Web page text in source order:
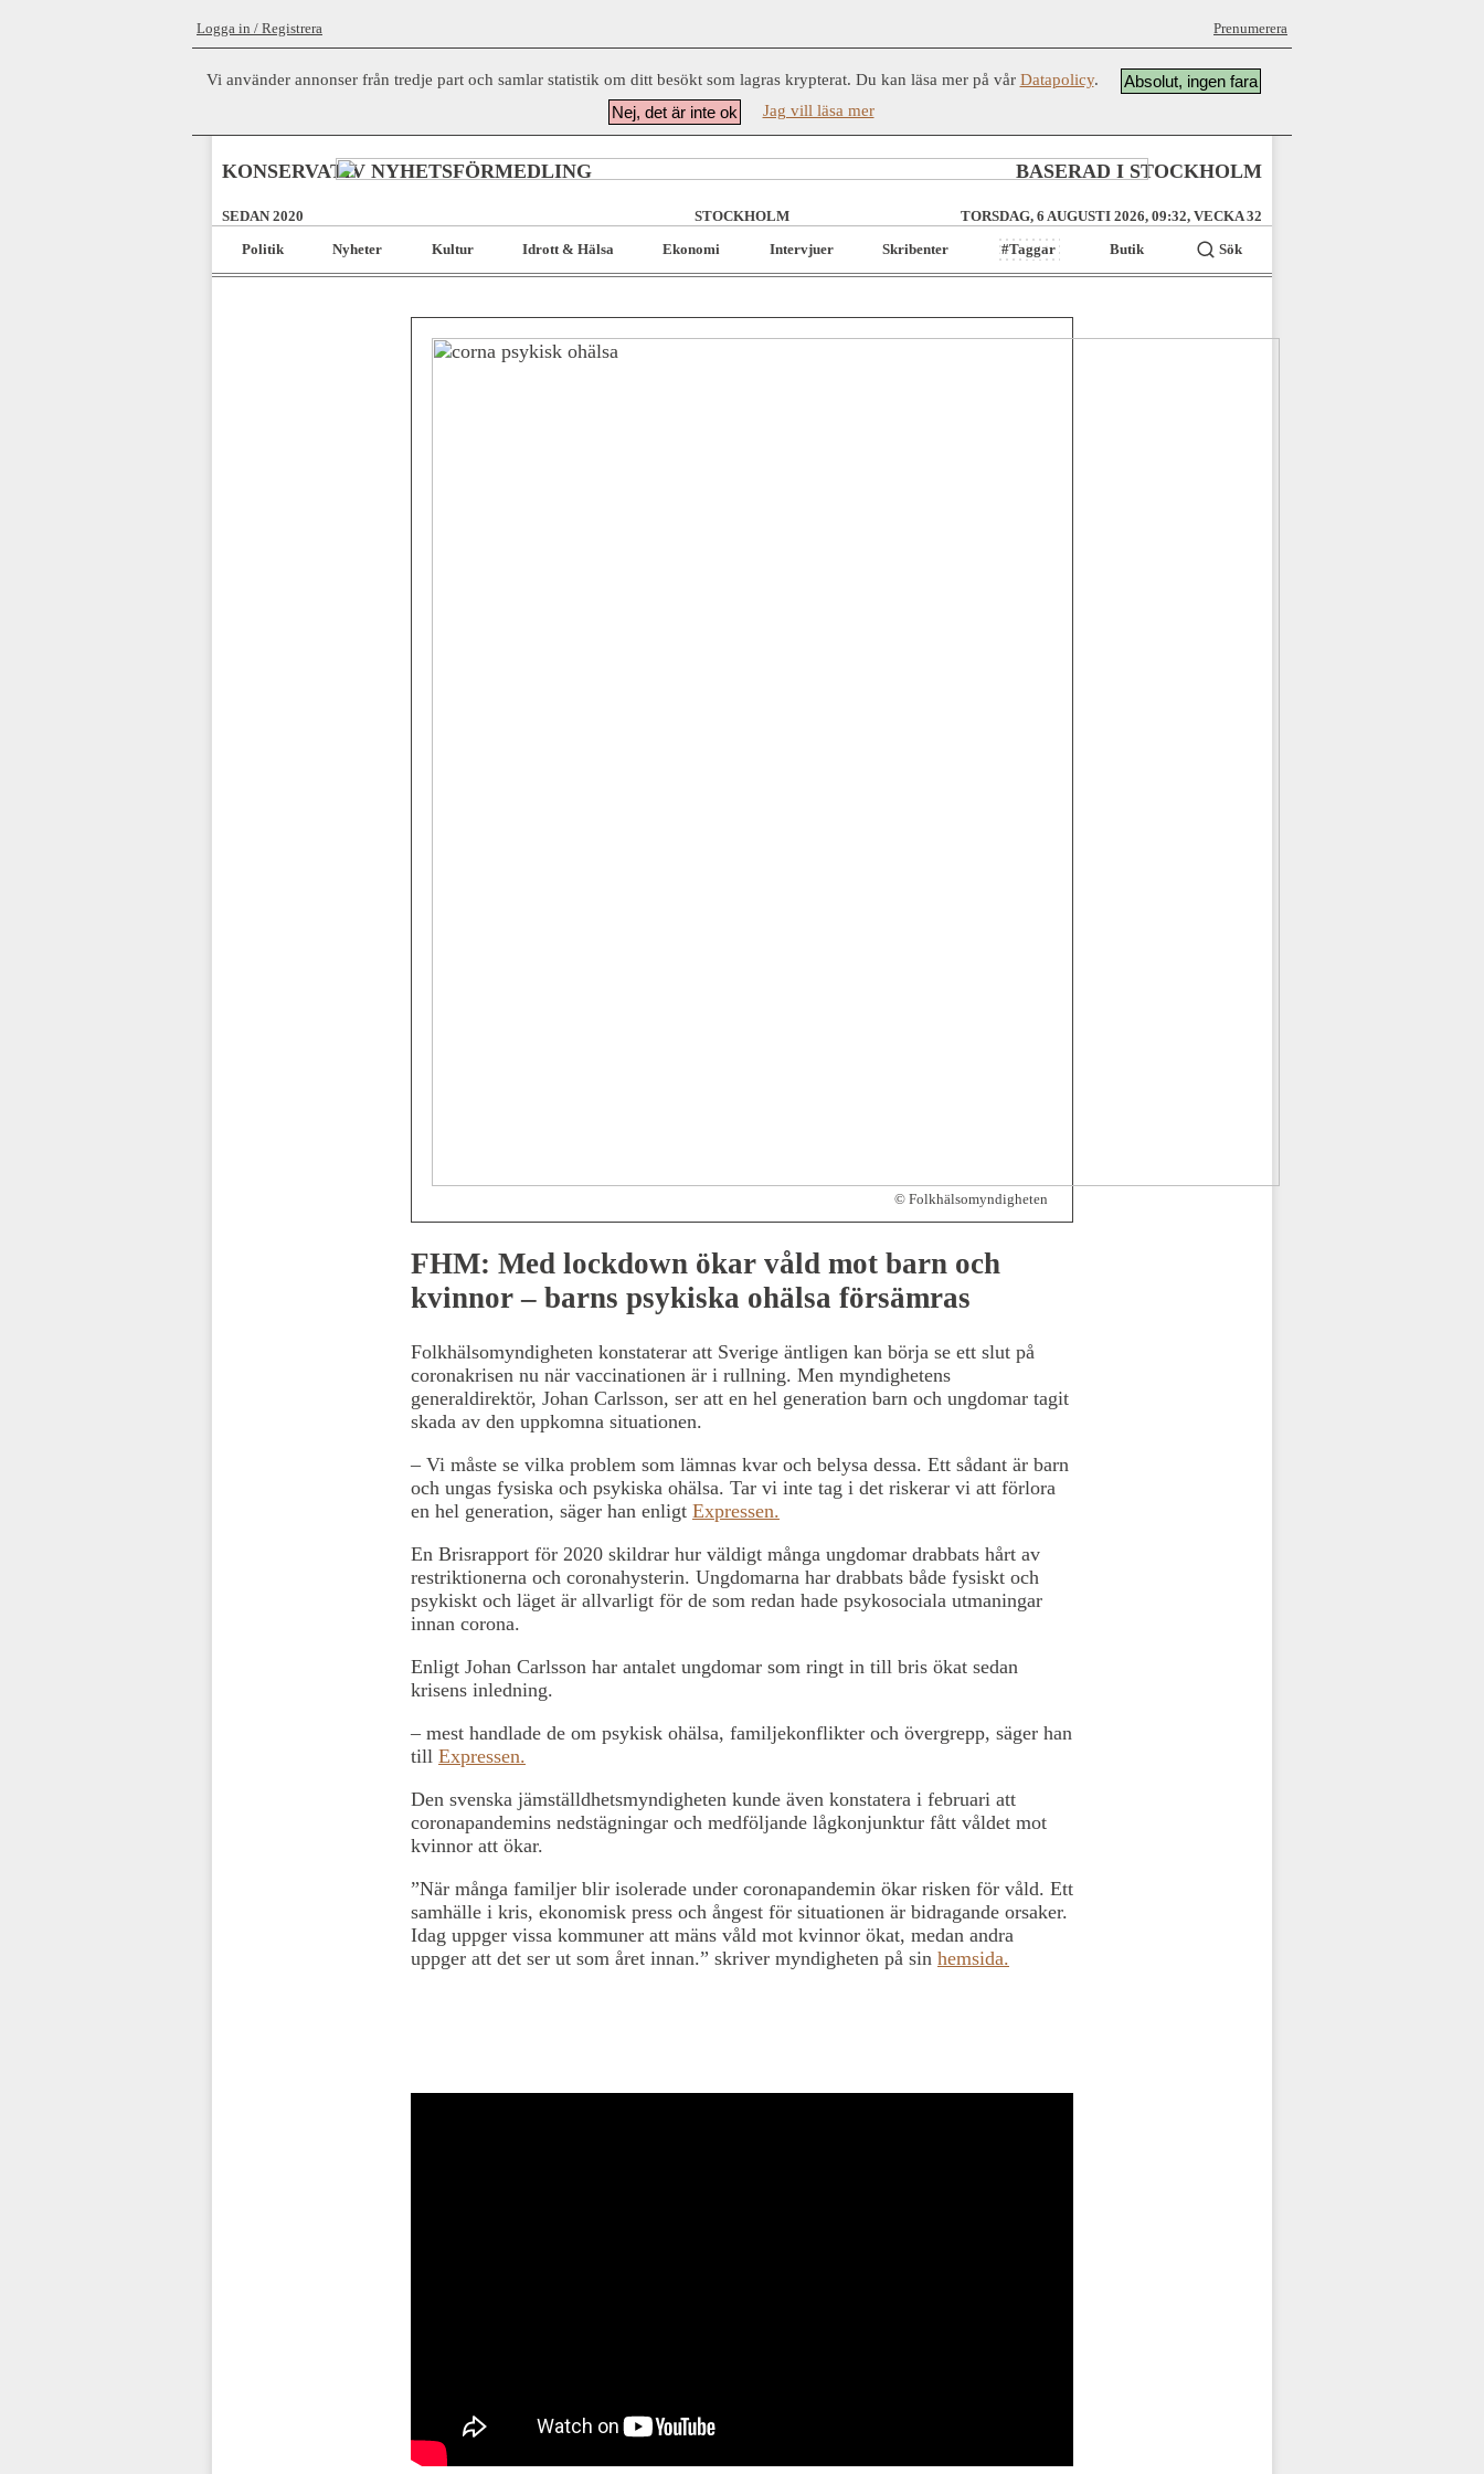
Logga in / Registrera Prenumerera
Vi använder annonser från tredje part och samlar statistik om ditt besökt som lagras krypterat. Du kan läsa mer på vår Datapolicy.
Absolut, ingen fara
Nej, det är inte ok
Jag vill läsa mer
KONSERVATIV NYHETSFÖRMEDLING BASERAD I STOCKHOLM
SEDAN 2020 STOCKHOLM
TORSDAG, 6 AUGUSTI 2026, 09:32, VECKA 32
Politik
Nyheter Kultur Idrott & Hälsa Ekonomi Intervjuer Skribenter #Taggar Butik Sök
© Folkhälsomyndigheten
FHM: Med lockdown ökar våld mot barn och
kvinnor – barns psykiska ohälsa försämras
Folkhälsomyndigheten konstaterar att Sverige äntligen kan börja se ett slut på
coronakrisen nu när vaccinationen är i rullning. Men myndighetens
generaldirektör, Johan Carlsson, ser att en hel generation barn och ungdomar tagit
skada av den uppkomna situationen.
– Vi måste se vilka problem som lämnas kvar och belysa dessa. Ett sådant är barn
och ungas fysiska och psykiska ohälsa. Tar vi inte tag i det riskerar vi att förlora
en hel generation, säger han enligt Expressen.
En Brisrapport för 2020 skildrar hur väldigt många ungdomar drabbats hårt av
restriktionerna och coronahysterin. Ungdomarna har drabbats både fysiskt och
psykiskt och läget är allvarligt för de som redan hade psykosociala utmaningar
innan corona.
Enligt Johan Carlsson har antalet ungdomar som ringt in till bris ökat sedan
krisens inledning.
– mest handlade de om psykisk ohälsa, familjekonflikter och övergrepp, säger han
till Expressen.
Den svenska jämställdhetsmyndigheten kunde även konstatera i februari att
coronapandemins nedstägningar och medföljande lågkonjunktur fått våldet mot
kvinnor att ökar.
”När många familjer blir isolerade under coronapandemin ökar risken för våld. Ett
samhälle i kris, ekonomisk press och ångest för situationen är bidragande orsaker.
Idag uppger vissa kommuner att mäns våld mot kvinnor ökat, medan andra
uppger att det ser ut som året innan.” skriver myndigheten på sin hemsida.